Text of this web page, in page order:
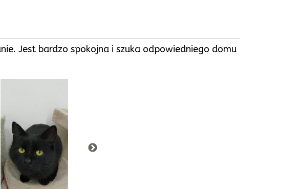
Jest bardzo spokojna i szuka odpowiedniego domu